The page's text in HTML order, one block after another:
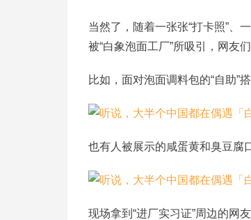
当然了，随着一张张“打卡照”、
被“白象泡面工厂”所吸引，网友
比如，面对泡面调料包的“自助”
也有人被展示的咸蛋黄和臭豆腐
现场拿到“进厂实习证”周边的网